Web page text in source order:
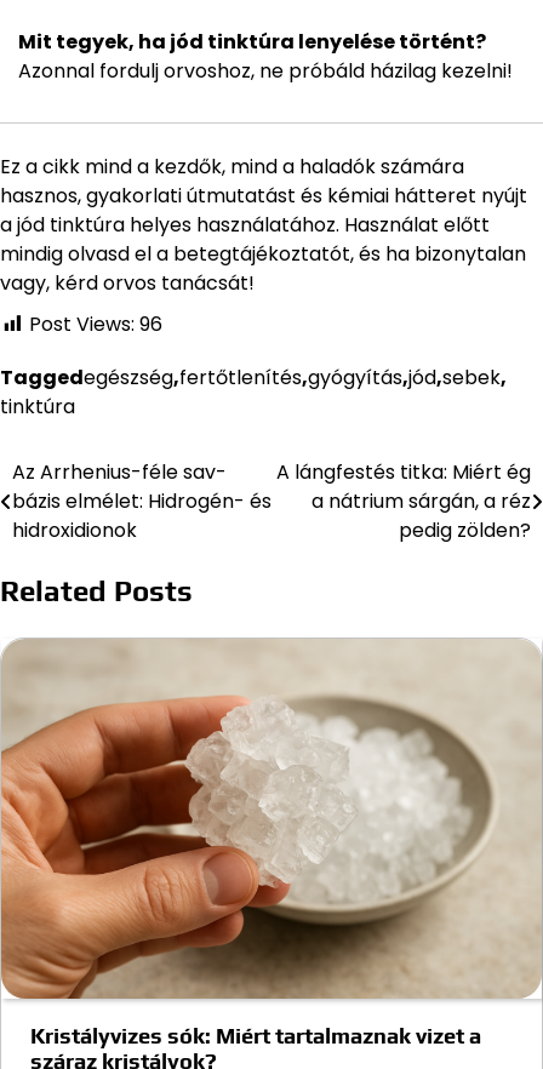
Mit tegyek, ha jód tinktúra lenyelése történt?
Azonnal fordulj orvoshoz, ne próbáld házilag kezelni!
Ez a cikk mind a kezdők, mind a haladók számára
hasznos, gyakorlati útmutatást és kémiai hátteret nyújt
a jód tinktúra helyes használatához. Használat előtt
mindig olvasd el a betegtájékoztatót, és ha bizonytalan
vagy, kérd orvos tanácsát!
Post Views: 96
Taggedegészség,fertőtlenítés,gyógyítás,jód,sebek,
tinktúra
Bejegyzés
navigáció
Az Arrhenius-féle sav-
bázis elmélet: Hidrogén- és
hidroxidionok
A lángfestés titka: Miért ég
a nátrium sárgán, a réz
pedig zölden?
Related Posts
Kristályvizes sók: Miért tartalmaznak vizet a
száraz kristályok?